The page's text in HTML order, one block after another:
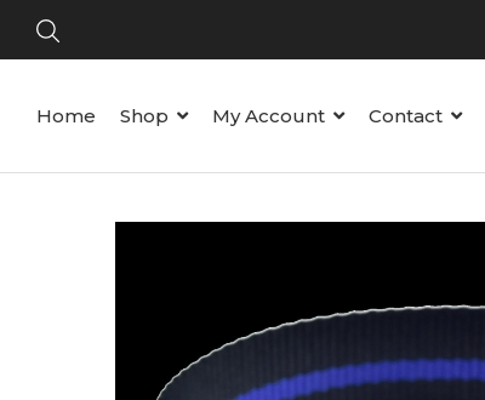
Home Shop My Account Contact